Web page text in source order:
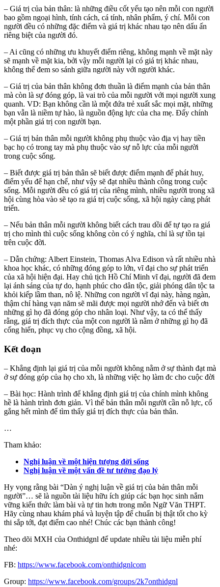
– Giá trị của bản thân: là những điều cốt yếu tạo nên mỗi con người
bao gồm ngoại hình, tính cách, cá tính, nhân phẩm, ý chí. Mỗi con
người đều có những đặc điểm và giá trị khác nhau tạo nên dấu ấn
riêng biệt của người đó.
– Ai cũng có những ưu khuyết điểm riêng, không mạnh về mặt này
sẽ mạnh về mặt kia, bởi vậy mỗi người lại có giá trị khác nhau,
không thể đem so sánh giữa người này với người khác.
– Giá trị của bản thân không đơn thuần là điểm mạnh của bản thân
mà còn là sự đóng góp, là vai trò của mỗi người với mọi người xung
quanh. VD: Bạn không cần là một đứa trẻ xuất sắc mọi mặt, những
bạn vẫn là niềm tự hào, là nguồn động lực của cha mẹ. Đấy chính
một phần giá trị con người bạn.
– Giá trị bản thân mỗi người không phụ thuộc vào địa vị hay tiền
bạc họ có trong tay mà phụ thuộc vào sự nỗ lực của mỗi người
trong cuộc sống.
– Biết được giá trị bản thân sẽ biết được điểm mạnh để phát huy,
điểm yếu để hạn chế, như vậy sẽ đạt nhiều thành công trong cuộc
sống. Mỗi người đều có giá trị của riêng mình, nhiều người trong xã
hội cùng hòa vào sẽ tạo ra giá trị cuộc sống, xã hội ngày càng phát
triển.
– Nếu bản thân mỗi người không biết cách trau dồi để tự tạo ra giá
trị cho mình thì cuộc sống không còn có ý nghĩa, chỉ là sự tồn tại
trên cuộc đời.
– Dẫn chứng: Albert Einstein, Thomas Alva Edison và rất nhiều nhà
khoa học khác, có những đóng góp to lớn, vĩ đại cho sự phát triển
của xã hội hiện đại. Hay chủ tịch Hồ Chí Minh vĩ đại, người đã đem
lại ánh sáng của tự do, hạnh phúc cho dân tộc, giải phóng dân tộc ta
khỏi kiếp lầm than, nô lệ. Những con người vĩ đại này, hàng ngàn,
thậm chí hàng vạn năm sẽ mãi được mọi người nhớ đến và biết ơn
những gì họ đã đóng góp cho nhân loại. Như vậy, ta có thể thấy
rằng, giá trị đích thực của một con người là nằm ở những gì họ đã
cống hiến, phục vụ cho cộng đồng, xã hội.
Kết đoạn
– Khẳng định lại giá trị của mỗi người không nằm ở sự thành đạt mà
ở sự đóng góp của họ cho xh, là những việc họ làm đc cho cuộc đời
– Bài học: Hành trình để khẳng định giá trị của chính mình không
hề là hành trình đơn giản. Vì thế bản thân mỗi người cần nỗ lực, cố
gắng hết mình để tìm thấy giá trị đích thực của bản thân.
…
Tham khảo:
Nghị luận về một hiện tượng đời sống
Nghị luận về một vấn đề tư tưởng đạo lý
Hy vọng rằng bài “Dàn ý nghị luận về giá trị của bản thân mỗi
người”… sẽ là nguồn tài liệu hữu ích giúp các bạn học sinh nắm
vững kiến thức làm bài và tự tin hơn trong môn Ngữ Văn THPT.
Hãy cùng nhau khám phá và luyện tập để chuẩn bị thật tốt cho kỳ
thi sắp tới, đạt điểm cao nhé! Chúc các bạn thành công!
Theo dõi MXH của Onthidgnl để update nhiều tài liệu miễn phí
nhé:
FB: https://www.facebook.com/onthidgnlcom
Group: https://www.facebook.com/groups/2k7onthidgnl